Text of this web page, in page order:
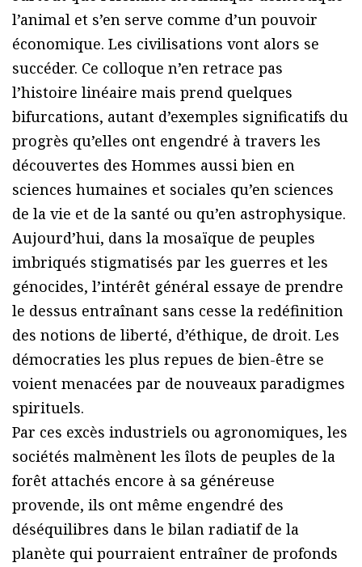
l’animal et s’en serve comme d’un pouvoir
économique. Les civilisations vont alors se
succéder. Ce colloque n’en retrace pas
l’histoire linéaire mais prend quelques
bifurcations, autant d’exemples significatifs du
progrès qu’elles ont engendré à travers les
découvertes des Hommes aussi bien en
sciences humaines et sociales qu’en sciences
de la vie et de la santé ou qu’en astrophysique.
Aujourd’hui, dans la mosaïque de peuples
imbriqués stigmatisés par les guerres et les
génocides, l’intérêt général essaye de prendre
le dessus entraînant sans cesse la redéfinition
des notions de liberté, d’éthique, de droit. Les
démocraties les plus repues de bien-être se
voient menacées par de nouveaux paradigmes
spirituels.
Par ces excès industriels ou agronomiques, les
sociétés malmènent les îlots de peuples de la
forêt attachés encore à sa généreuse
provende, ils ont même engendré des
déséquilibres dans le bilan radiatif de la
planète qui pourraient entraîner de profonds